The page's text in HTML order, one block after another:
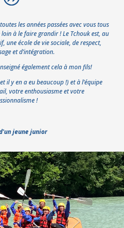
les années passées avec vous tous
à le faire grandir ! Le Tchouk est, au
une école de vie sociale, de respect,
et d’intégration.
également cela à mon fils!
il y en a eu beaucoup !) et à l’équipe
votre enthousiasme et votre
!
jeune junior